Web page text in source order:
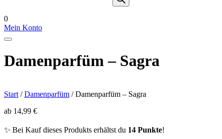
0
Mein Konto
Damenparfüm – Sagra
Start /Damenparfüm / Damenparfüm – Sagra
ab 14,99 €
✨ Bei Kauf dieses Produkts erhältst du 14 Punkte!